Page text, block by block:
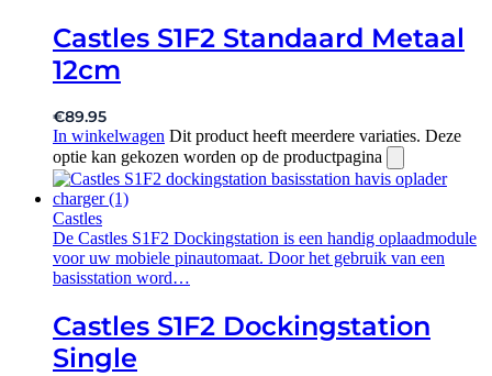
Castles S1F2 Standaard Metaal
12cm
€89.95
In winkelwagen Dit product heeft meerdere variaties. Deze
optie kan gekozen worden op de productpagina
Castles
De Castles S1F2 Dockingstation is een handig oplaadmodule
voor uw mobiele pinautomaat. Door het gebruik van een
basisstation word…
Castles S1F2 Dockingstation
Single